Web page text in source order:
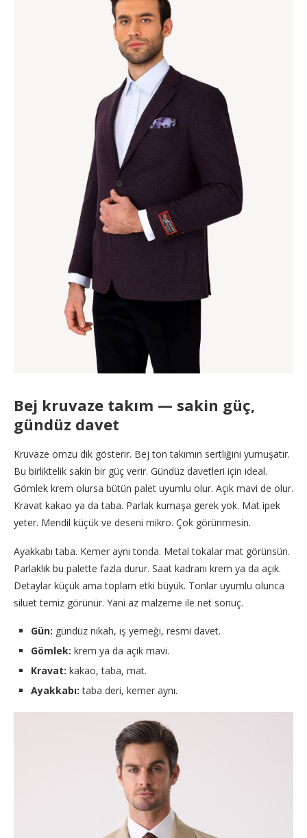
Bej kruvaze takım — sakin güç,
gündüz davet
Kruvaze omzu dik gösterir. Bej ton takımın sertliğini yumuşatır.
Bu birliktelik sakin bir güç verir. Gündüz davetleri için ideal.
Gömlek krem olursa bütün palet uyumlu olur. Açık mavi de olur.
Kravat kakao ya da taba. Parlak kumaşa gerek yok. Mat ipek
yeter. Mendil küçük ve deseni mikro. Çok görünmesin.
Ayakkabı taba. Kemer aynı tonda. Metal tokalar mat görünsün.
Parlaklık bu palette fazla durur. Saat kadranı krem ya da açık.
Detaylar küçük ama toplam etki büyük. Tonlar uyumlu olunca
siluet temiz görünür. Yani az malzeme ile net sonuç.
Gün: gündüz nikah, iş yemeği, resmi davet.
Gömlek: krem ya da açık mavi.
Kravat: kakao, taba, mat.
Ayakkabı: taba deri, kemer aynı.